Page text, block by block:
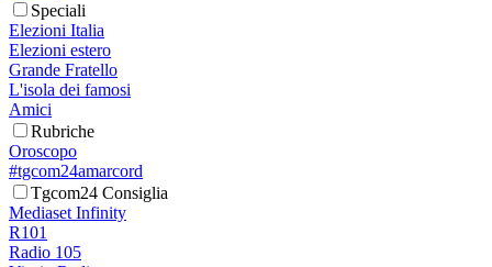
Speciali
Elezioni Italia
Elezioni estero
Grande Fratello
L'isola dei famosi
Amici
Rubriche
Oroscopo
#tgcom24amarcord
Tgcom24 Consiglia
Mediaset Infinity
R101
Radio 105